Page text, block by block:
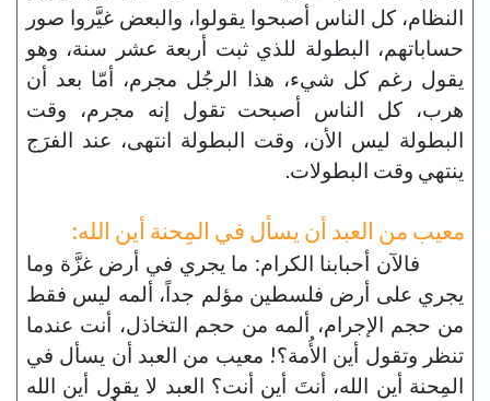
النظام، كل الناس أصبحوا يقولوا، والبعض غيَّروا صور
حساباتهم، البطولة للذي ثبت أربعة عشر سنة، وهو
يقول رغم كل شيء، هذا الرجُل مجرم، أمّا بعد أن
هرب، كل الناس أصبحت تقول إنه مجرم، وقت
البطولة ليس الأن، وقت البطولة انتهى، عند الفرَج
ينتهي وقت البطولات.
معيب من العبد أن يسأل في المِحنة أين الله:
فالآن أحبابنا الكرام: ما يجري في أرض غزَّة وما
يجري على أرض فلسطين مؤلم جداً، ألمه ليس فقط
من حجم الإجرام، ألمه من حجم التخاذل، أنت عندما
تنظر وتقول أين الأُمة؟! معيب من العبد أن يسأل في
المِحنة أين الله، أنتَ أين أنت؟ العبد لا يقول أين الله